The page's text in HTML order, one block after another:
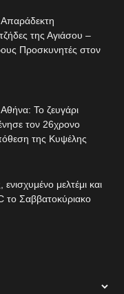
Απαράδεκτη
της Αγιάσου –
Προσκυνητές στον
Το ζευγάρι
τον 26χρονο
της Κυψέλης
μελτέμι και
το Σαββατοκύριακο